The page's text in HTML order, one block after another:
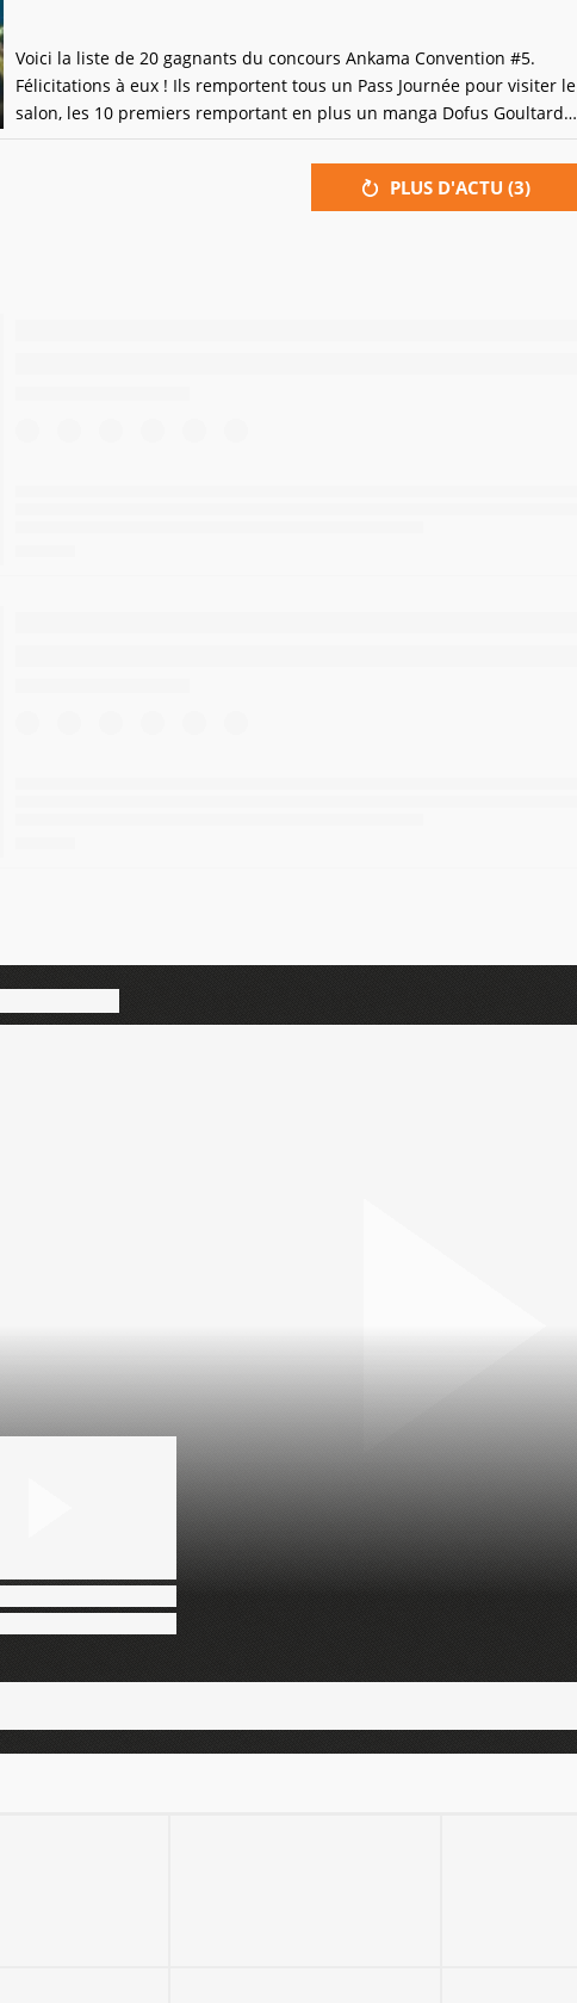
Voici la liste de 20 gagnants du concours Ankama Convention #5.
Félicitations à eux ! Ils remportent tous un Pass Journée pour visiter le
salon, les 10 premiers remportant en plus un manga Dofus Goultard
Bazar et les cinq premiers un coffret collector Dofus !Si vous êtes l'un
des gagnants, vous avez déjà été prévenu par email (à
PLUS D'ACTU (3)